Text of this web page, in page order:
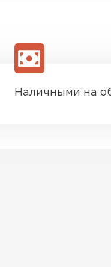
Наличными на